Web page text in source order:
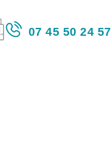
07 45 50 24 57